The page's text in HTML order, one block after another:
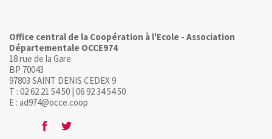
Office central de la Coopération à l'Ecole - Association
Départementale OCCE974
18 rue de la Gare
BP 70043
97803 SAINT DENIS CEDEX 9
T : 02 62 21 54 50 | 06 92 34 54 50
E : ad974@occe.coop